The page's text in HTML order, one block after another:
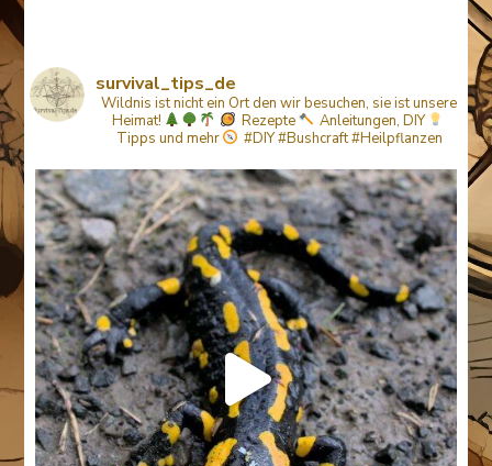
survival_tips_de
Wildnis ist nicht ein Ort den wir besuchen, sie ist unsere
Heimat!
Rezepte
Anleitungen, DIY
Tipps und mehr #DIY #Bushcraft #Heilpflanzen